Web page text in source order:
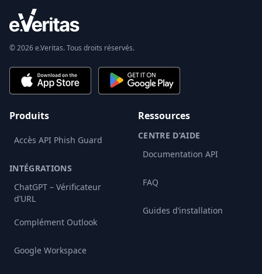
© 2026 e.Veritas. Tous droits réservés.
Produits
Accès API Phish Guard
INTÉGRATIONS
ChatGPT – Vérificateur
d’URL
Complément Outlook
Google Workspace
Ressources
CENTRE D’AIDE
Documentation API
FAQ
Guides d’installation